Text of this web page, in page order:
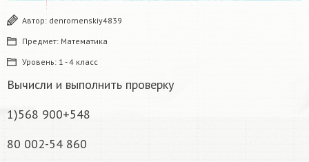
Автор: denromenskiy4839
Предмет: Математика
Уровень: 1 - 4 класс
Вычисли и выполнить проверку
1)568 900+548
80 002-54 860